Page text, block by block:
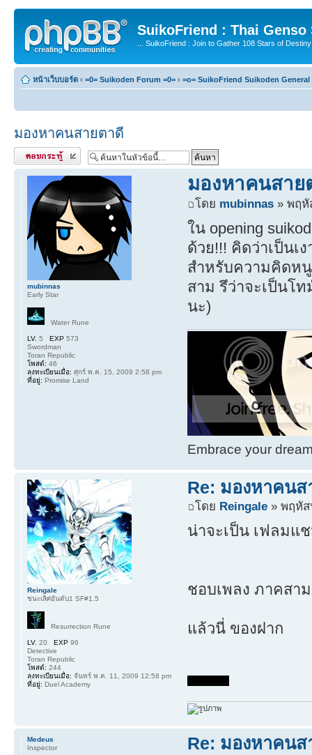
SuikoFriend : Thai Genso
... SuikoFriend : Join to Gather 108 Stars of
หน้าเว็บบอร์ด ‹ =0= Suikoden Forum =0= ‹ =o= SuikoFriend Suikoden General
มองหาคนสายตาดี
ตอบกระทู้
มองหาคนสาย
โดย mubinnas » พฤหั
ใน opening
ด้วย!!! คิดว่าเป็นเ
สำหรับความคิดห
สาม รึว่าจะเป็นโ
นะ)
Embrace your
mubinnas
Early Star
Water Rune
LV. 5 EXP 573
Swordman
Toran Republic
โพสต์: 46
ลงทะเบียนเมื่อ: ศุกร์ พ.ค. 15, 2009 2:58 pm
ที่อยู่: Promise Land
Re: มองหาคน
โดย Reingale » พฤหัส
น่าจะเป็น เฟลมแ
ชอบเพลง ภาคสา
แล้วนี่ ของฝาก
Reingale
ชนะเลิศอันดับ1 SF#1.5
Resurrection Rune
LV. 20 EXP 96
Detective
Toran Republic
โพสต์: 244
ลงทะเบียนเมื่อ: จันทร์ พ.ค. 11, 2009 12:58 pm
ที่อยู่: Duel Academy
Re: มองหาคน
Medeus
Inspector